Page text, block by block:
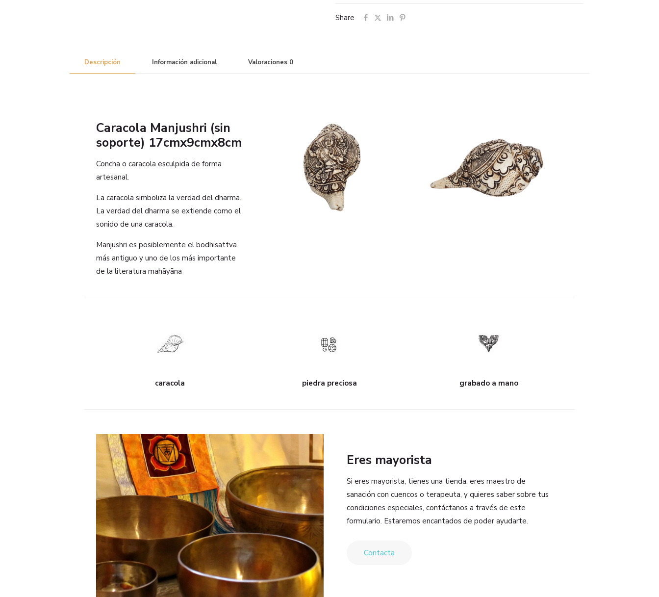
Share
Descripción Información adicional Valoraciones 0
Caracola Manjushri (sin
soporte) 17cmx9cmx8cm
Concha o caracola esculpida de forma
artesanal.
La caracola simboliza la verdad del dharma.
La verdad del dharma se extiende como el
sonido de una caracola.
Manjushri es posiblemente el bodhisattva
más antiguo y uno de los más importante
de la literatura mahāyāna
caracola piedra preciosa grabado a mano
Eres mayorista
Si eres mayorista, tienes una tienda, eres maestro de
sanación con cuencos o terapeuta, y quieres saber sobre tus
condiciones especiales, contáctanos a través de este
formulario. Estaremos encantados de poder ayudarte.
Contacta